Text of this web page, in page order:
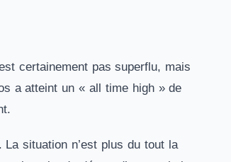
certainement pas superflu, mais
a atteint un « all time high » de
situation n’est plus du tout la